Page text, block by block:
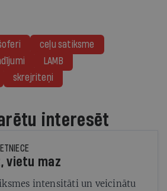
ceļu satiksme
LAMB
skrejriteņi
interesēt
vietu maz
intensitāti un veicinātu